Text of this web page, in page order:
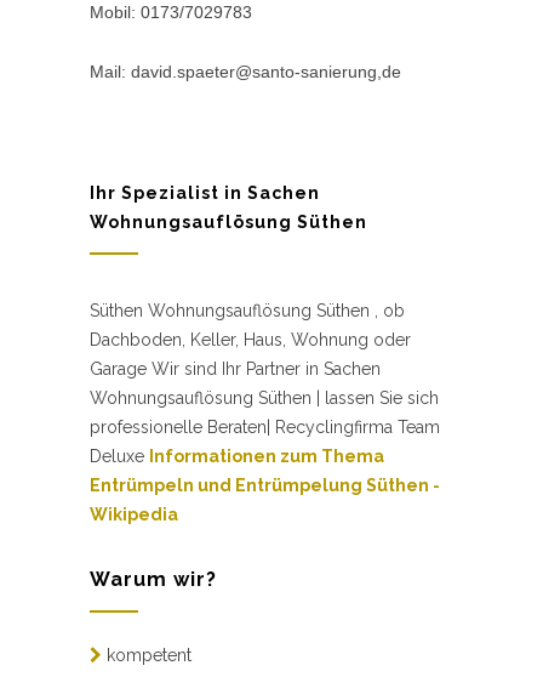
Mobil: 0173/7029783
Mail: david.spaeter@santo-sanierung,de
Ihr Spezialist in Sachen
Wohnungsauflösung Süthen
Süthen Wohnungsauflösung Süthen , ob
Dachboden, Keller, Haus, Wohnung oder
Garage Wir sind Ihr Partner in Sachen
Wohnungsauflösung Süthen | lassen Sie sich
professionelle Beraten| Recyclingfirma Team
Deluxe Informationen zum Thema
Entrümpeln und Entrümpelung Süthen -
Wikipedia
Warum wir?
kompetent